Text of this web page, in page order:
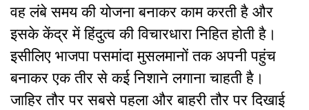
वह लंबे समय की योजना बनाकर काम करती है और
इसके केंद्र में हिंदुत्व की विचारधारा निहित होती है।
इसीलिए भाजपा पसमांदा मुसलमानों तक अपनी पहुंच
बनाकर एक तीर से कई निशाने लगाना चाहती है।
जाहिर तौर पर सबसे पहला और बाहरी तौर पर दिखाई